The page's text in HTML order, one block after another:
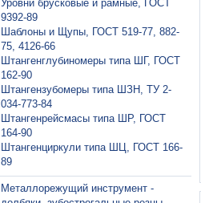
Уровни брусковые и рамные, ГОСТ
9392-89
Шаблоны и Щупы, ГОСТ 519-77, 882-
75, 4126-66
Штангенглубиномеры типа ШГ, ГОСТ
162-90
Штангензубомеры типа ШЗН, ТУ 2-
034-773-84
Штангенрейсмасы типа ШР, ГОСТ
164-90
Штангенциркули типа ШЦ, ГОСТ 166-
89
Металлорежущий инструмент -